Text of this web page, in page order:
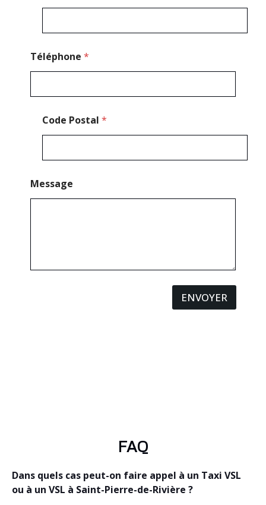
Téléphone *
Code Postal *
Message
ENVOYER
FAQ
Dans quels cas peut-on faire appel à un Taxi VSL
ou à un VSL à Saint-Pierre-de-Rivière ?